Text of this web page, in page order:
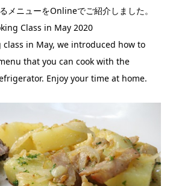
メニューをOnlineでご紹介しました。
Class in May 2020
in May, we introduced how to
that you can cook with the
Enjoy your time at home.